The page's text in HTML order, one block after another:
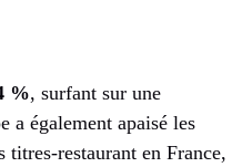
%, surfant sur une
a également apaisé les
restaurant en France,